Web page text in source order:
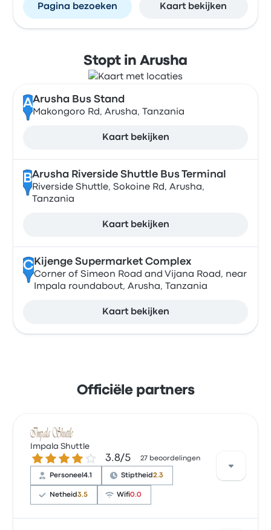
Pagina bezoeken Kaart bekijken
Stopt in Arusha
AArusha Bus Stand
Makongoro Rd, Arusha, Tanzania
Kaart bekijken
BArusha Riverside Shuttle Bus Terminal
Riverside Shuttle, Sokoine Rd, Arusha,
Tanzania
Kaart bekijken
CKijenge Supermarket Complex
Corner of Simeon Road and Vijana Road, near
Impala roundabout, Arusha, Tanzania
Kaart bekijken
Officiële partners
Impala Shuttle
3.8 van de 5 sterren
3.8/5 27 beoordelingen
Personeel4.1 Stiptheid2.3
Netheid3.5 Wifi0.0